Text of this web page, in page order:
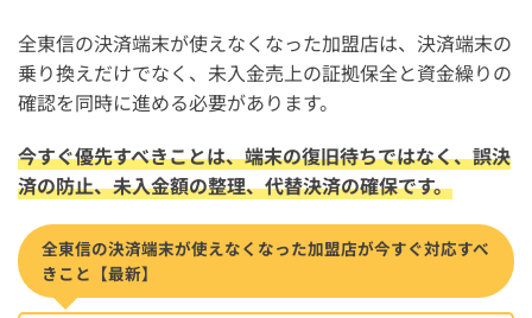
全東信の決済端末が使えなくなった加盟店は、決済端末の
乗り換えだけでなく、未入金売上の証拠保全と資金繰りの
確認を同時に進める必要があります。
今すぐ優先すべきことは、端末の復旧待ちではなく、誤決
済の防止、未入金額の整理、代替決済の確保です。
全東信の決済端末が使えなくなった加盟店が今すぐ対応すべ
きこと【最新】